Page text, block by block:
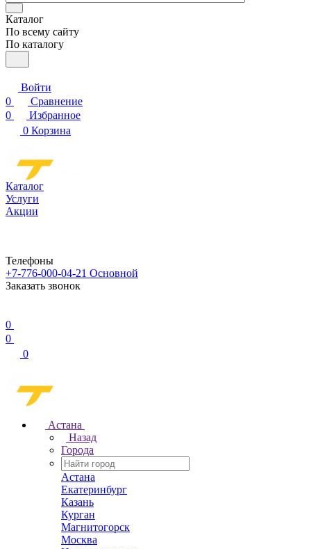
Каталог
По всему сайту
По каталогу
Войти
0
Сравнение
0
Избранное
0 Корзина
Каталог
Услуги
Акции
Телефоны
+7-776-000-04-21 Основной
Заказать звонок
0
0
0
Астана
Назад
Города
Астана
Екатеринбург
Казань
Курган
Магнитогорск
Москва